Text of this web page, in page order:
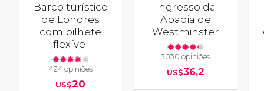
Barco turístico
de Londres
com bilhete
flexível
424 opiniões
US$20
Ingresso da
Abadia de
Westminster
3030 opiniões
US$36,2